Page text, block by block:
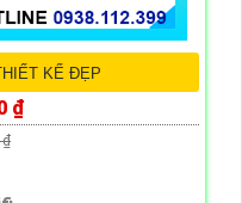
KẾ ĐẸP
₫
₫